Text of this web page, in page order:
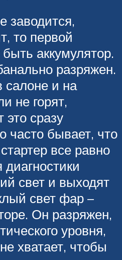
заводится,
то первой
аккумулятор.
разряжен.
салоне и на
не горят,
это сразу
часто бывает, что
все равно
свет и выходят
свет фар –
Он разряжен,
уровня,
хватает, чтобы